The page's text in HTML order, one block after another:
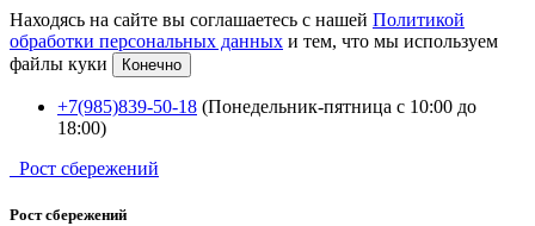
Находясь на сайте вы соглашаетесь с нашей Политикой
обработки персональных данных и тем, что мы используем
файлы куки
Конечно
+7(985)839-50-18 (Понедельник-пятница с 10:00 до
18:00)
Рост сбережений
Рост сбережений